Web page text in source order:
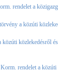
rendelet a
a közúti
közlekedésről
rendelet a közúti